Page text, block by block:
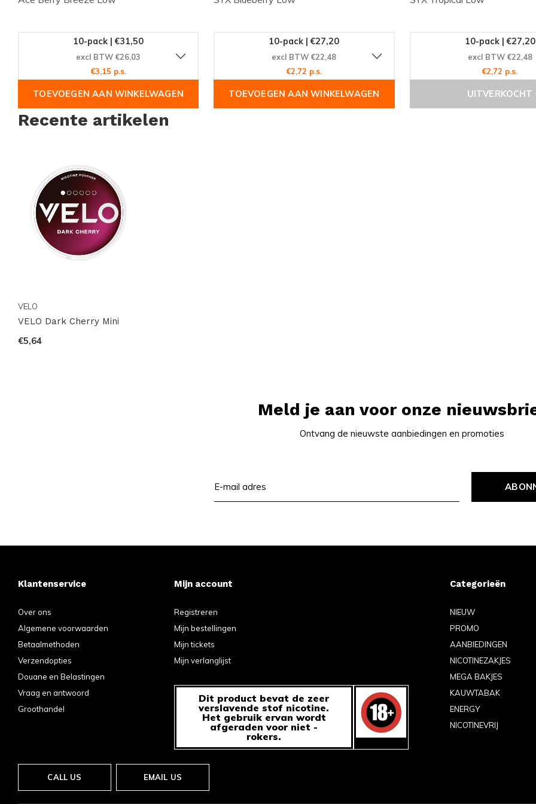
10-pack | €31,50
excl BTW €26,03
€3,15 p.s.
TOEVOEGEN AAN WINKELWAGEN
10-pack | €27,20
excl BTW €22,48
€2,72 p.s.
TOEVOEGEN AAN WINKELWAGEN
10-pack | €27,20
excl BTW €22,48
€2,72 p.s.
UITVERKOCHT
Recente artikelen
VELO
VELO Dark Cherry Mini
€5,64
Meld je aan voor onze
Ontvang de nieuwste aanbiedingen en promoties
Klantenservice
Over ons
Algemene voorwaarden
Betaalmethoden
Verzendopties
Douane en Belastingen
Vraag en antwoord
Groothandel
Mijn account
Registreren
Mijn bestellingen
Mijn tickets
Mijn verlanglijst
Dit product bevat de zeer
verslavende stof nicotine.
Het gebruik ervan wordt
afgeraden voor niet -
rokers.
Categorieën
NIEUW
PROMO
AANBIEDINGEN
NICOTINEZAKJES
MEGA BAKJES
KAUWTABAK
ENERGY
NICOTINEVRIJ
CALL US EMAIL US